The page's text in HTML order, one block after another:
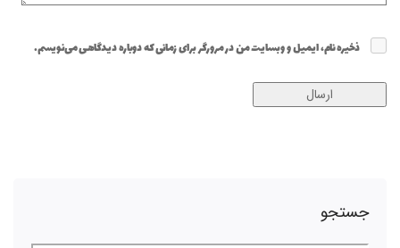
جستجو
ذخیره نام، ایمیل و وبسایت من در مرورگر برای زمانی که دوباره دیدگاهی می‌نویسم.